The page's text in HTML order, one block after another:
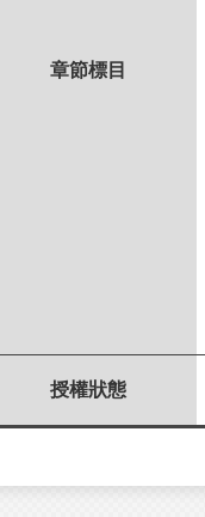
章節標目
授權狀態